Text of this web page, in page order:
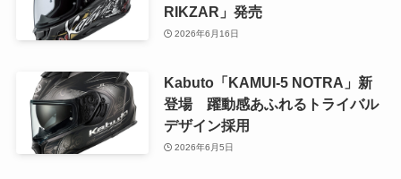
RIKZAR」発売
2026年6月16日
Kabuto「KAMUI-5 NOTRA」新
登場 躍動感あふれるトライバル
デザイン採用
2026年6月5日